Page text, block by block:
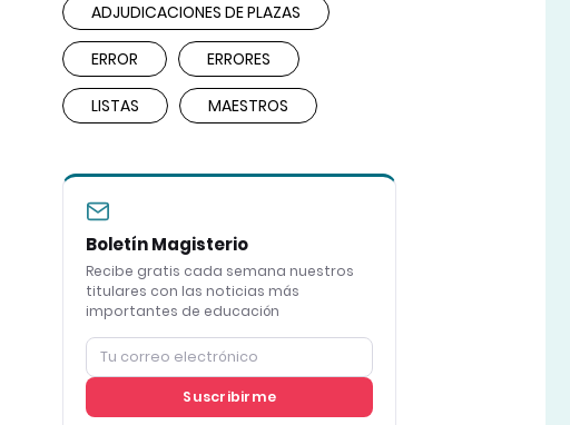
ADJUDICACIONES DE PLAZAS
ERROR ERRORES
LISTAS MAESTROS
Boletín Magisterio
Recibe gratis cada semana nuestros
titulares con las noticias más
importantes de educación
Suscribirme